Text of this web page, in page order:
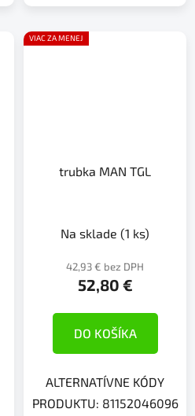
VIAC ZA MENEJ
trubka MAN TGL
Na sklade (1 ks)
42,93 € bez DPH
52,80 €
DO KOŠÍKA
ALTERNATÍVNE KÓDY
PRODUKTU: 81152046096